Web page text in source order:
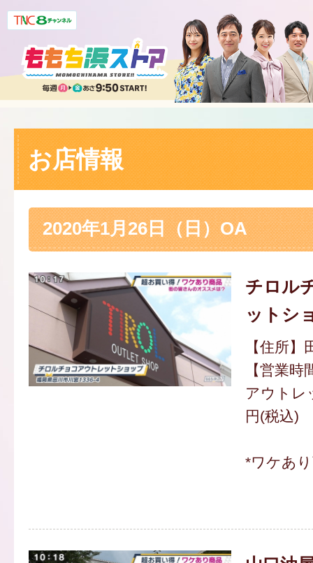
お店情報
2020年1月26日（日）OA
チロル
ットシ
【住所
【営業
アウトレ
円(税込)
*ワケあ